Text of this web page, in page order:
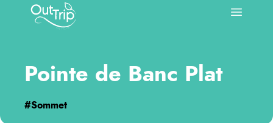
Outtrip
Open
Pointe de Banc Plat
#Sommet